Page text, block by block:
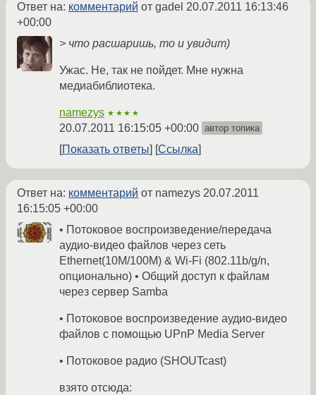
Ответ на: комментарий от gadel 20.07.2011 16:13:46
+00:00
> что расшаришь, то и увидит)
Ужас. Не, так не пойдет. Мне нужна
медиабиблиотека.
namezys ★★★★
20.07.2011 16:15:05 +00:00 автор топика
Показать ответы Ссылка
Ответ на: комментарий от namezys 20.07.2011
16:15:05 +00:00
• Потоковое воспроизведение/передача
аудио-видео файлов через сеть
Ethernet(10M/100M) & Wi-Fi (802.11b/g/n,
опционально) • Общий доступ к файлам
через сервер Samba
• Потоковое воспроизведение аудио-видео
файлов с помощью UPnP Media Server
• Потоковое радио (SHOUTcast)
взято отсюда: